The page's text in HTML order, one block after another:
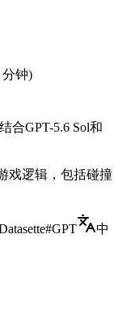
分钟)
合GPT-5.6 Sol和
戏逻辑，包括碰撞
#GPT
中